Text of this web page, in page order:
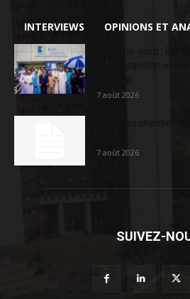
INTERVIEWS OPINIONS ET
7 août 2026
7 août 2026
SUIVEZ-